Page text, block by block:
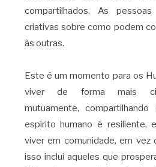
compartilhados. As
criativas sobre como podem
às outras.
Este é um momento para os
viver de forma mais
mutuamente,
espírito humano é resiliente,
viver em comunidade, em vez
isso inclui aqueles que